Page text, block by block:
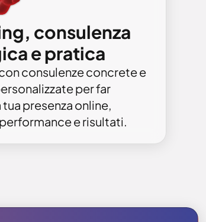
consulenza
e pratica
consulenze concrete e
per far
presenza online,
e risultati.